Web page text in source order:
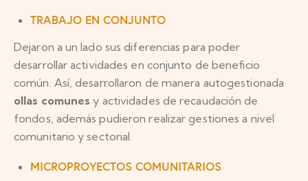
TRABAJO EN CONJUNTO
Dejaron a un lado sus diferencias para poder
desarrollar actividades en conjunto de beneficio
común. Así, desarrollaron de manera autogestionada
ollas comunes y actividades de recaudación de
fondos, además pudieron realizar gestiones a nivel
comunitario y sectorial.
MICROPROYECTOS COMUNITARIOS